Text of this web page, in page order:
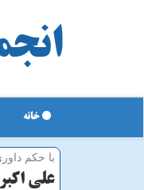
خانه
با حكم
علی